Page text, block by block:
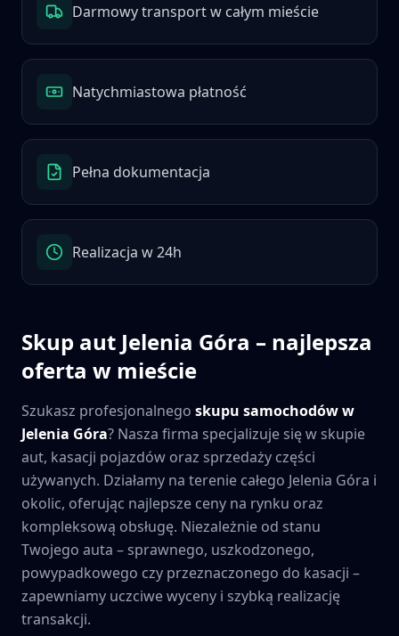
Darmowy transport w całym mieście
Natychmiastowa płatność
Pełna dokumentacja
Realizacja w 24h
Skup aut Jelenia Góra – najlepsza
oferta w mieście
Szukasz profesjonalnego skupu samochodów w
Jelenia Góra? Nasza firma specjalizuje się w skupie
aut, kasacji pojazdów oraz sprzedaży części
używanych. Działamy na terenie całego Jelenia Góra i
okolic, oferując najlepsze ceny na rynku oraz
kompleksową obsługę. Niezależnie od stanu
Twojego auta – sprawnego, uszkodzonego,
powypadkowego czy przeznaczonego do kasacji –
zapewniamy uczciwe wyceny i szybką realizację
transakcji.